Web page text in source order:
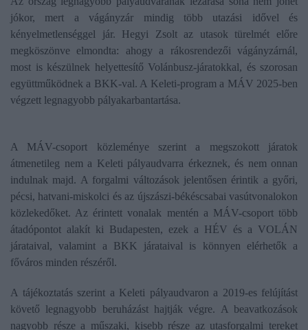
jókor, mert a vágányzár mindig több utazási idővel és
kényelmetlenséggel jár. Hegyi Zsolt az utasok türelmét előre
megköszönve elmondta: ahogy a rákosrendezői vágányzárnál,
most is készülnek helyettesítő Volánbusz-járatokkal, és szorosan
együttműködnek a BKK-val. A Keleti-program a MÁV 2025-ben
végzett legnagyobb pályakarbantartása.
A MÁV-csoport közleménye szerint a megszokott járatok
átmenetileg nem a Keleti pályaudvarra érkeznek, és nem onnan
indulnak majd. A forgalmi változások jelentősen érintik a győri,
pécsi, hatvani-miskolci és az újszászi-békéscsabai vasútvonalokon
közlekedőket. Az érintett vonalak mentén a MÁV-csoport több
átadópontot alakít ki Budapesten, ezek a HÉV és a VOLÁN
járataival, valamint a BKK járataival is könnyen elérhetők a
főváros minden részéről.
A tájékoztatás szerint a Keleti pályaudvaron a 2019-es felújítást
követő legnagyobb beruházást hajtják végre. A beavatkozások
nagyobb része a műszaki, kisebb része az utasforgalmi tereket